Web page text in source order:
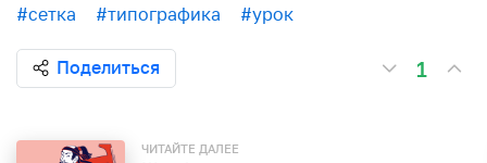
#сетка #типографика #урок
Поделиться 1
ЧИТАЙТЕ ДАЛЕЕ